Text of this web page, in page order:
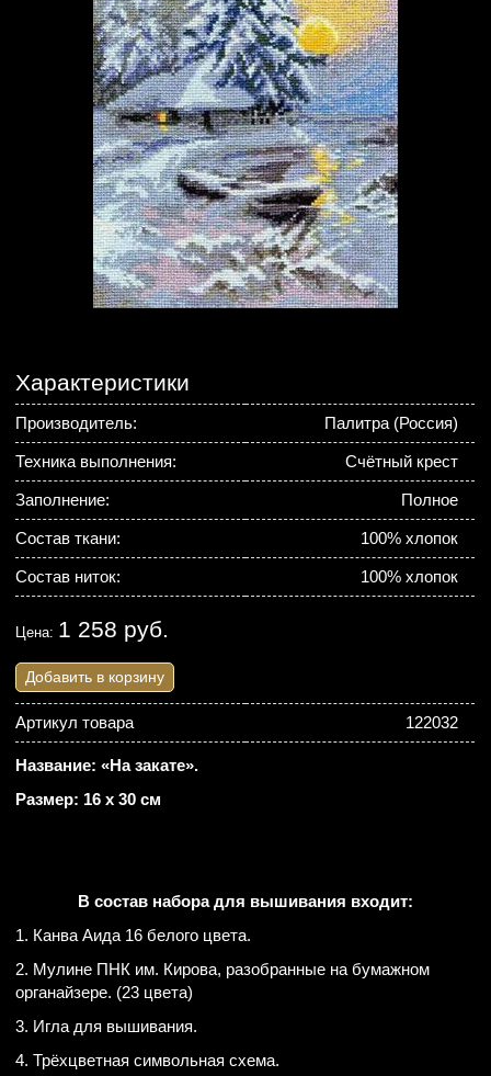
Характеристики
Производитель: Палитра (Россия)
Техника выполнения: Счётный крест
Заполнение: Полное
Состав ткани: 100% хлопок
Состав ниток: 100% хлопок
Цена: 1 258 руб.
Добавить в корзину
Артикул товара 122032
Название: «На закате».
Размер: 16 х 30 см
В состав набора для вышивания входит:
1. Канва Аида 16 белого цвета.
2. Мулине ПНК им. Кирова, разобранные на бумажном
органайзере. (23 цвета)
3. Игла для вышивания.
4. Трёхцветная символьная схема.